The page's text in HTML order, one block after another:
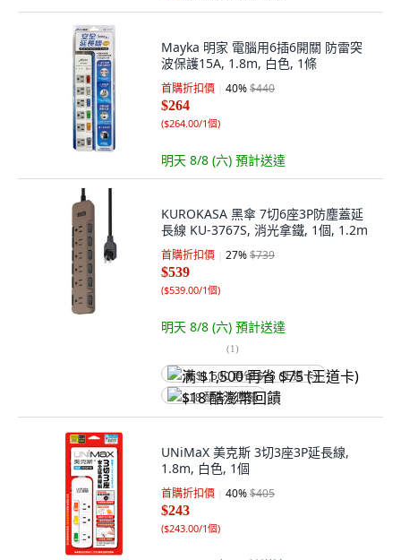
Mayka 明家 電腦用6插6開關 防雷突
波保護15A, 1.8m, 白色, 1條
首購折扣價 40%$440
$264
($264.00/1個)
明天 8/8 (六) 預計送達
KUROKASA 黑傘 7切6座3P防塵蓋延
長線 KU-3767S, 消光拿鐵, 1個, 1.2m
首購折扣價 27%$739
$539
($539.00/1個)
明天 8/8 (六) 預計送達
(1)
满 $1,500 再省 $75 (王道卡)
$18 酷澎幣回饋
UNiMaX 美克斯 3切3座3P延長線,
1.8m, 白色, 1個
首購折扣價 40%$405
$243
($243.00/1個)